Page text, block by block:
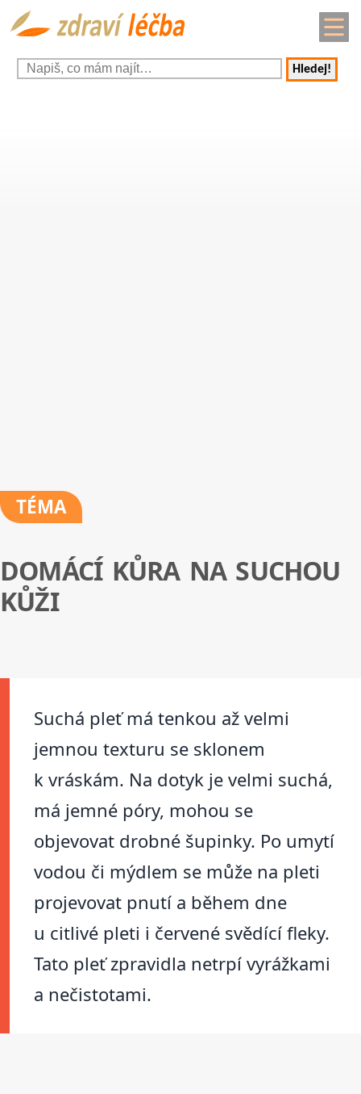
Hledej!
TÉMA
DOMÁCÍ KŮRA NA SUCHOU
KŮŽI
Suchá pleť má tenkou až velmi
jemnou texturu se sklonem
k vráskám. Na dotyk je velmi suchá,
má jemné póry, mohou se
objevovat drobné šupinky. Po umytí
vodou či mýdlem se může na pleti
projevovat pnutí a během dne
u citlivé pleti i červené svědící fleky.
Tato pleť zpravidla netrpí vyrážkami
a nečistotami.